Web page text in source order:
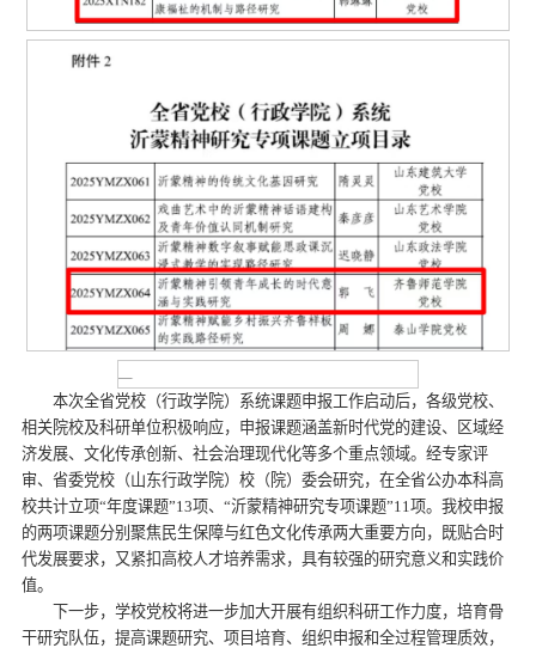
本次全省党校（行政学院）系统课题申报工作启动后，各级党校、
相关院校及科研单位积极响应，申报课题涵盖新时代党的建设、区域经
济发展、文化传承创新、社会治理现代化等多个重点领域。经专家评
审、省委党校（山东行政学院）校（院）委会研究，在全省公办本科高
校共计立项“年度课题”13项、“沂蒙精神研究专项课题”11项。我校申报
的两项课题分别聚焦民生保障与红色文化传承两大重要方向，既贴合时
代发展要求，又紧扣高校人才培养需求，具有较强的研究意义和实践价
值。
下一步，学校党校将进一步加大开展有组织科研工作力度，培育骨
干研究队伍，提高课题研究、项目培育、组织申报和全过程管理质效，